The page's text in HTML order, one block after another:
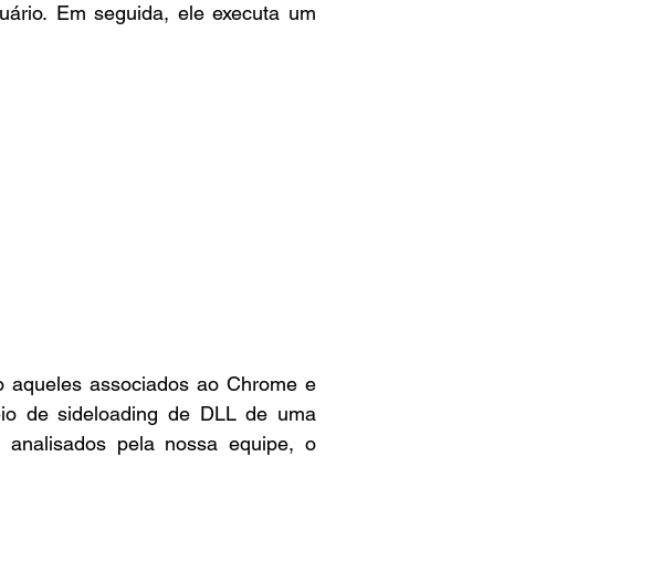
Em seguida, ele executa um
aqueles associados ao Chrome e
de sideloading de DLL de uma
pela nossa equipe, o